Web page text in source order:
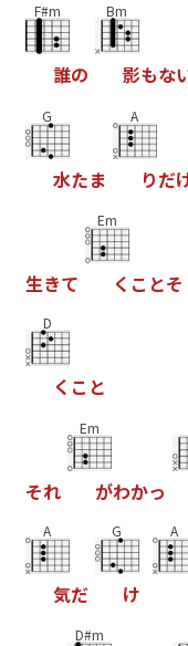
F#m
誰の
Bm
影もな
G
水たま
A
りだ
生きて
Em
く こ とそ
D
く こ と
それ
Em
がわかっ
A
気だ
G
け
A
D#m